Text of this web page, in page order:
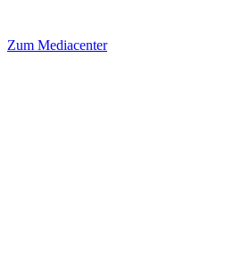
Zum Mediacenter